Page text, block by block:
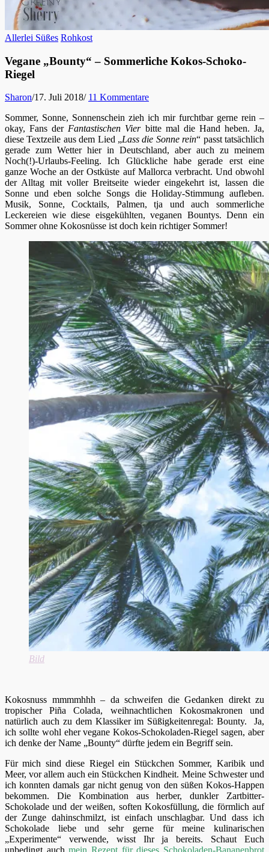
Allerlei Süßes Rohkost
Vegane „Bounty“ – Sommerliche Kokos-Schoko-
Riegel
Sharon/17. Juli 2018/ 11 Kommentare
Sommer, Sonne, Sonnenschein zieh ich mir furchtbar gerne rein –
okay, Fans derFantastischen Vierbitte mal die Hand heben. Ja,
diese Textzeile aus dem Lied „Lass die Sonne rein“ passt tatsächlich
gerade zum Wetter hier in Deutschland, aber auch zu meinem
Noch(!)-Urlaubs-Feeling. Ich Glückliche habe gerade erst eine
ganze Woche an der Ostküste auf Mallorca verbracht. Und obwohl
der Alltag mit voller Breitseite wieder eingekehrt ist, lassen die
Sonne und eben solche Songs die Holiday-Stimmung aufleben.
Musik, Sonne, Cocktails, Palmen, tja und auch sommerliche
Leckereien wie diese eisgekühlten, veganen Bountys. Denn ein
Sommer ohne Kokosnüsse ist doch kein richtiger Sommer!
Bild
Kokosnuss mmmmhhh – da schweifen die Gedanken direkt zu
tropischer Piña Colada, weihnachtlichen Kokosmakronen und
natürlich auch zu dem Klassiker im Süßigkeitenregal: Bounty. Ja,
ich sollte wohl eher vegane Kokos-Schokoladen-Riegel sagen, aber
ich denke der Name „Bounty“ dürfte jedem ein Begriff sein.
Für mich sind diese Riegel ein Stückchen Sommer, Karibik und
Meer, vor allem auch ein Stückchen Kindheit. Meine Schwester und
ich konnten damals gar nicht genug von den süßen Kokos-Happen
bekommen. Die Kombination aus herber, dunkler Zartbitter-
Schokolade und der weißen, soften Kokosfüllung, die förmlich auf
der Zunge dahinschmilzt, ist einfach unschlagbar. Und dass ich
Schokolade liebe und sehr gerne für meine kulinarischen
„Experimente“ verwende, wisst Ihr ja bereits. Schaut Euch